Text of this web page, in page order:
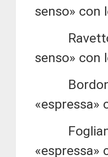
senso» con
Ravetto
senso» con
Bordonali
«espressa»
Fogliani
«espressa»